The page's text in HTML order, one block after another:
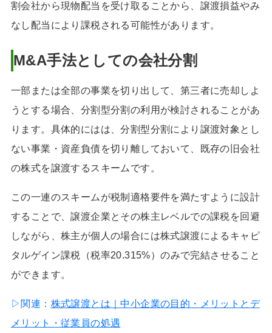
割会社から現物配当を受け取ることから、譲渡損益やみ
なし配当により課税される可能性があります。
M&A手法としての会社分割
一部または全部の事業を切り出して、第三者に売却しよ
うとする場合、分割型分割の利用が検討されることがあ
ります。具体的にはは、分割型分割により譲渡対象とし
ない事業・資産負債を切り離しておいて、既存の旧会社
の株式を譲渡するスキームです。
この一連のスキームが税制適格要件を満たすように設計
することで、譲渡企業とその株主レベルでの課税を回避
しながら、株主が個人の場合には株式譲渡によるキャピ
タルゲイン課税（税率20.315%）のみで完結させること
ができます。
▷関連： 株式譲渡とは｜中小企業の目的・メリットとデ
メリット・従業員の処遇